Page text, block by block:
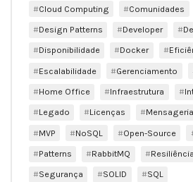
Cloud Computing
Comunidades
Design Patterns
Developer
Disponibilidade
Docker
Escalabilidade
Gerenciamento
Home Office
Infraestrutura
Legado
Licenças Mensageria
MVP
NoSQL Open-Source
Patterns
RabbitMQ Resiliência
Segurança
SOLID SQL